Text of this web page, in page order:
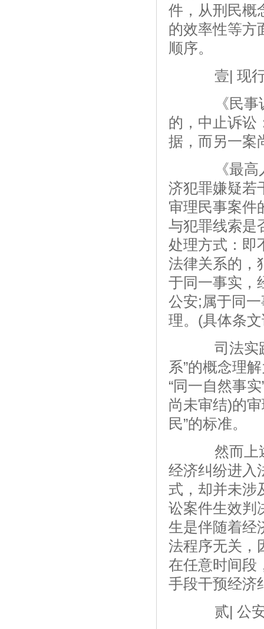
件，从刑民概
的效率性等方
顺序。
壹| 现行
《民事诉
的，中止诉讼
据，而另一案
《最高人
济犯罪嫌疑若
审理民事案件
与犯罪线索是
处理方式：即
法律关系的，
于同一事实，
公安;属于同
理。(具体条
司法实践
系”的概念理
“同一自然事
尚未审结)的
民”的标准。
然而上述
经济纠纷进入
式，却并未涉
讼案件生效判
生是伴随着经
法程序无关，
在任意时间段
手段干预经济
贰| 公安